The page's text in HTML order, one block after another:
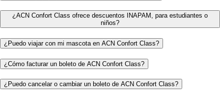
¿ACN Confort Class ofrece descuentos INAPAM, para estudiantes o
niños?
¿Puedo viajar con mi mascota en ACN Confort Class?
¿Cómo facturar un boleto de ACN Confort Class?
¿Puedo cancelar o cambiar un boleto de ACN Confort Class?